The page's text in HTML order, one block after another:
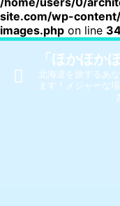
site.com/wp-
images.php on line
「ほかほか
北海道を旅するあ
ます！メジャーな